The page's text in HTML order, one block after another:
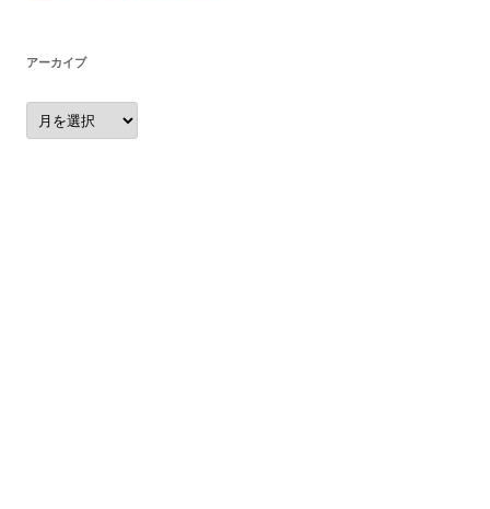
アーカイブ
ア
ー
カ